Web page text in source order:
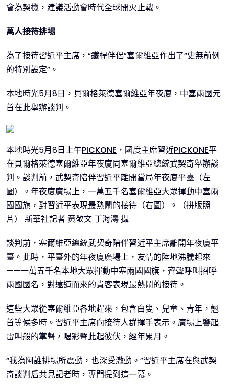
會為契機，建議活動會時代全球開火止戰。
萬人接待排場
為了接待習近平主席，“鐵桿伴侶”塞爾維亞作出了“史無前例
的特別設定”。
本地時光5月8日，貝爾格萊德塞爾維亞年夜廈，中塞兩國元
首在此舉辦談判。
本地時光5月8日上午PICKONE ，國度主席習近PICKONE平
在貝爾格萊德塞爾維亞年夜廈同塞爾維亞總統武契奇舉辦談
判。談判前，武契奇陪伴習近平離開當局年夜廈平臺（左
圖）。年夜廈廣場上，一萬五千名塞爾維亞大眾揮動中塞兩
國國旗，對習近平表現最熱鬧的接待（右圖）。（拼版照
片） 新華社記者 黃敬文 丁海濤 攝
談判前，塞爾維亞總統武契奇陪伴習近平主席離開年夜廈平
臺。此時，平臺外的年夜廈廣場上，友情的陸地沸騰起來
——一萬五千名本地大眾揮動中塞兩國國旗，齊聲呼叫招呼
兩國國名，對遠道而來的貴客表現最熱鬧的接待。
這些大眾從塞爾維亞各地趕來，包含白叟、兒童、青年，翹
首等候多時。習近平主席向接待人群揮手表示。廣場上響起
雷叫般的掌聲，喝彩聲此起彼伏，經年累月。
“我為阿誰排場所震動，也深受激動。”習近平主席在與武契
奇談判后共見記者時，專門提到這一幕。